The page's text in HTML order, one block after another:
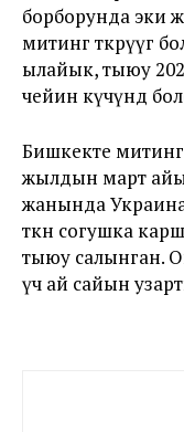
борборунда эки
митинг
ылайык, тыюу
чейин күчүндө
Бишкекте митинг
жылдын март
жанында
өткөн согушка
тыюу салынган.
үч ай сайын